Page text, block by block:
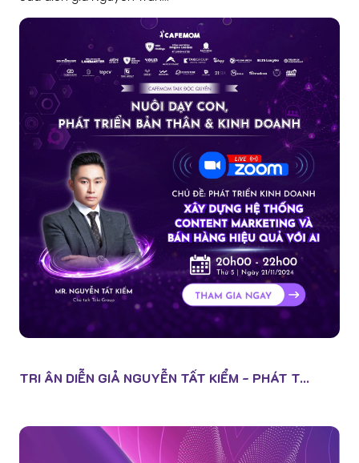
Ngày 24/10/2024 vừa qua, sự kiện CafeMom Talk với chủ
đề “Bùng Nổ Doanh Số Trên Sàn TMĐT” với sự tham giả
của diễn giả Nguyễn Trun...
TRI ÂN DIỄN GIẢ NGUYỄN TẤT KIỂM - PHÁT T...